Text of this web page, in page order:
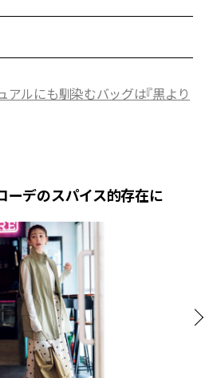
アルにも馴染むバッグは『黒より
ーデのスパイス的存在に